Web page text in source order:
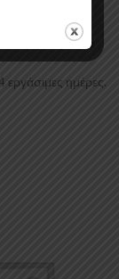
με
ασφάλεια
ημέρες.